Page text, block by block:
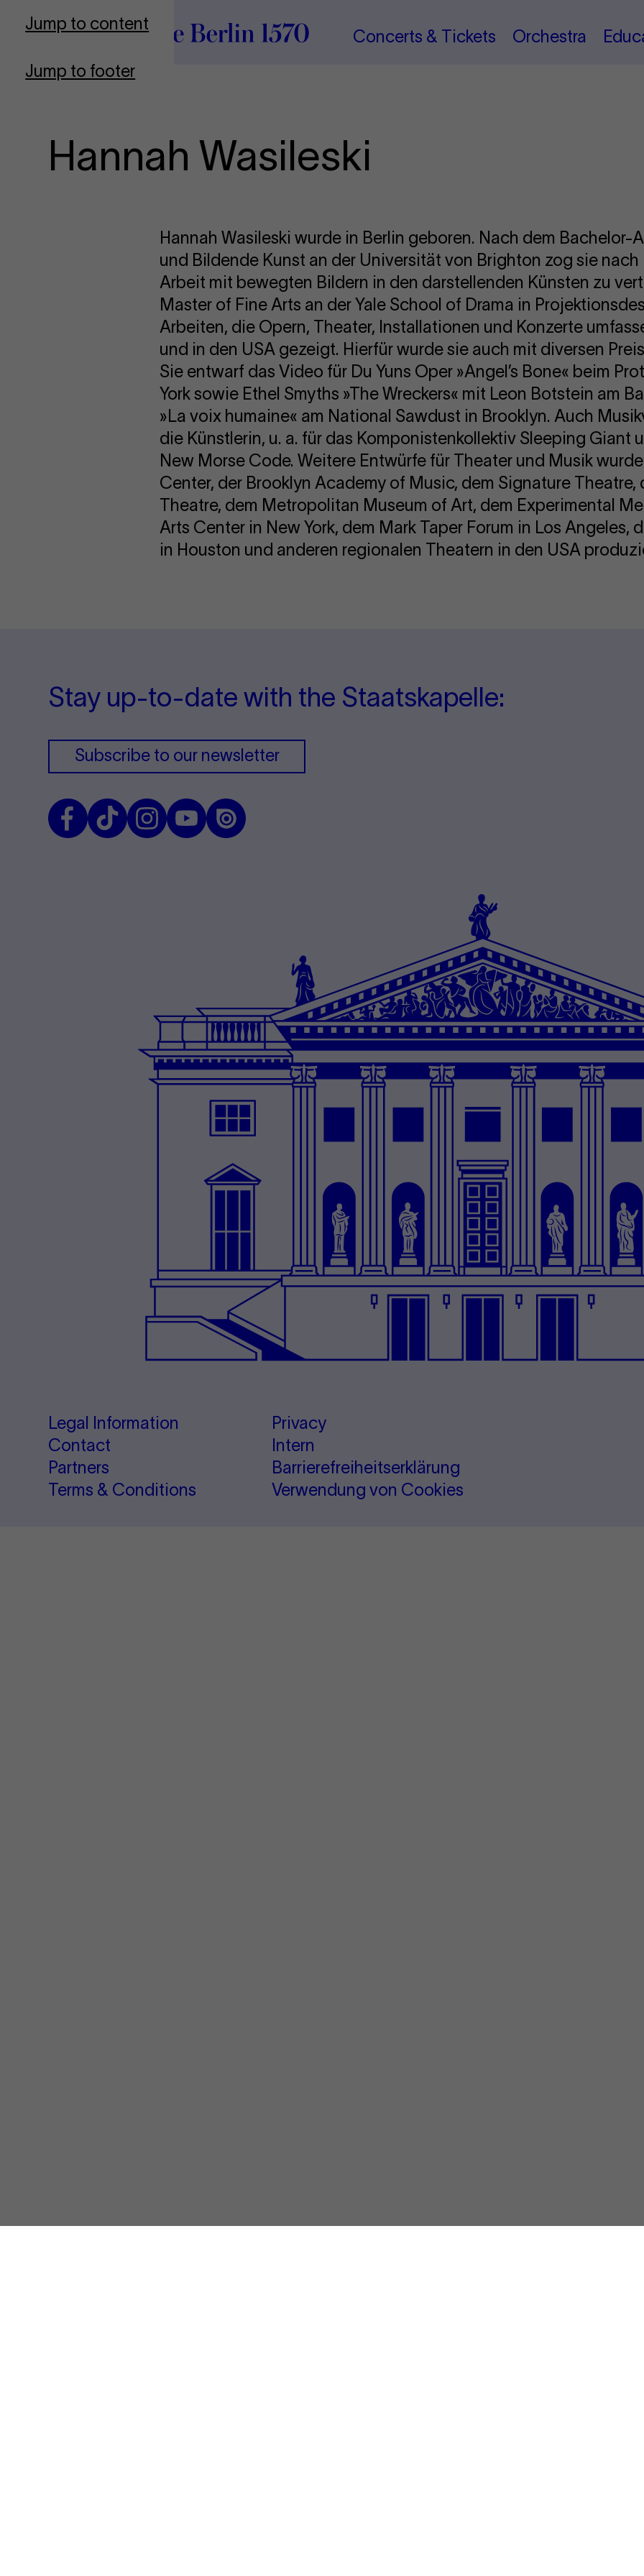
Jump to content
Jump to footer
To Frontpage
Concerts & Tickets Orchestra
Hannah Wasileski
Hannah Wasileski wurde in Berlin geboren. Nach dem Bachelor-
und Bildende Kunst an der Universität von Brighton zog sie nach
Arbeit mit bewegten Bildern in den darstellenden Künsten zu
Master of Fine Arts an der Yale School of Drama in
Arbeiten, die Opern, Theater, Installationen und Konzerte
und in den USA gezeigt. Hierfür wurde sie auch mit diversen
Sie entwarf das Video für Du Yuns Oper »Angel’s Bone« beim
York sowie Ethel Smyths »The Wreckers« mit Leon Botstein am
»La voix humaine« am National Sawdust in Brooklyn. Auch
die Künstlerin, u. a. für das Komponistenkollektiv Sleeping Giant
New Morse Code. Weitere Entwürfe für Theater und Musik
Center, der Brooklyn Academy of Music, dem Signature Theatre,
Theatre, dem Metropolitan Museum of Art, dem Experimental
Arts Center in New York, dem Mark Taper Forum in Los Angeles,
in Houston und anderen regionalen Theatern in den USA
Stay up-to-date with the Staatskapelle:
Subscribe to our newsletter
Facebook
TikTokInstagram
Youtube
Issuu
Legal Information
Contact
Partners
Terms & Conditions
Privacy
Intern
Barrierefreiheitserklärung
Verwendung von Cookies